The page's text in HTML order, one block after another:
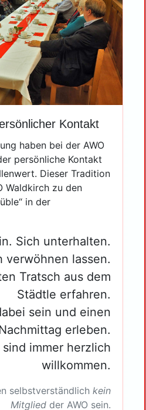
Kontakt
haben bei der AWO
persönliche Kontakt
Dieser Tradition
Waldkirch zu den
in der
Sich unterhalten.
verwöhnen lassen.
Tratsch aus dem
Städtle erfahren.
sein und einen
erleben.
sind immer herzlich
willkommen.
selbstverständlichkein
Mitglied der AWO sein.